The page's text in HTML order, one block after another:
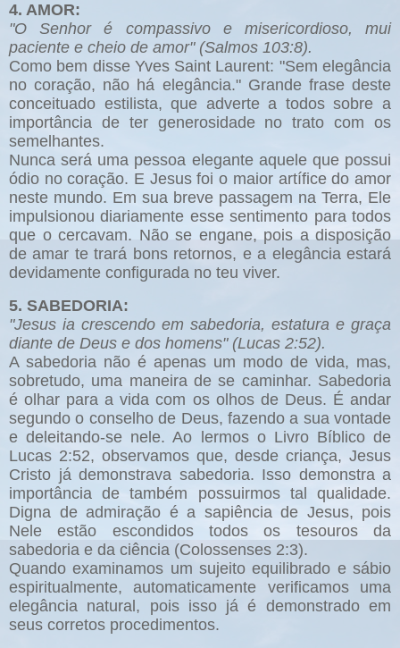
4. AMOR:
"O Senhor é compassivo e misericordioso, mui
paciente e cheio de amor" (Salmos 103:8).
Como bem disse Yves Saint Laurent: "Sem elegância
no coração, não há elegância." Grande frase deste
conceituado estilista, que adverte a todos sobre a
importância de ter generosidade no trato com os
semelhantes.
Nunca será uma pessoa elegante aquele que possui
ódio no coração. E Jesus foi o maior artífice do amor
neste mundo. Em sua breve passagem na Terra, Ele
impulsionou diariamente esse sentimento para todos
que o cercavam. Não se engane, pois a disposição
de amar te trará bons retornos, e a elegância estará
devidamente configurada no teu viver.
5. SABEDORIA:
"Jesus ia crescendo em sabedoria, estatura e graça
diante de Deus e dos homens" (Lucas 2:52).
A sabedoria não é apenas um modo de vida, mas,
sobretudo, uma maneira de se caminhar. Sabedoria
é olhar para a vida com os olhos de Deus. É andar
segundo o conselho de Deus, fazendo a sua vontade
e deleitando-se nele. Ao lermos o Livro Bíblico de
Lucas 2:52, observamos que, desde criança, Jesus
Cristo já demonstrava sabedoria. Isso demonstra a
importância de também possuirmos tal qualidade.
Digna de admiração é a sapiência de Jesus, pois
Nele estão escondidos todos os tesouros da
sabedoria e da ciência (Colossenses 2:3).
Quando examinamos um sujeito equilibrado e sábio
espiritualmente, automaticamente verificamos uma
elegância natural, pois isso já é demonstrado em
seus corretos procedimentos.